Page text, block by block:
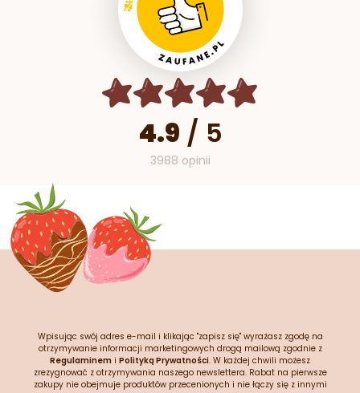
4.9 / 5
3988 opinii
Wpisując swój adres e-mail i klikając "zapisz się" wyrażasz zgodę na
otrzymywanie informacji marketingowych drogą mailową zgodnie z
Regulaminem i Polityką Prywatności. W każdej chwili możesz
zrezygnować z otrzymywania naszego newslettera. Rabat na pierwsze
zakupy nie obejmuje produktów przecenionych i nie łączy się z innymi